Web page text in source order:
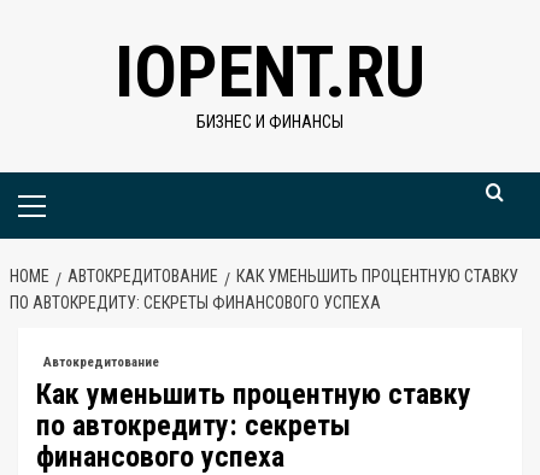
IOPENT.RU
БИЗНЕС И ФИНАНСЫ
Primary
HOME АВТОКРЕДИТОВАНИЕ
КАК УМЕНЬШИТЬ ПРОЦЕНТНУЮ СТАВКУ
ПО АВТОКРЕДИТУ: СЕКРЕТЫ ФИНАНСОВОГО УСПЕХА
Автокредитование
Как уменьшить процентную ставку
по автокредиту: секреты
финансового успеха